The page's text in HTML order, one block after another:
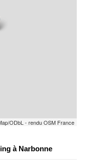
ODbL - rendu OSM France
à Narbonne